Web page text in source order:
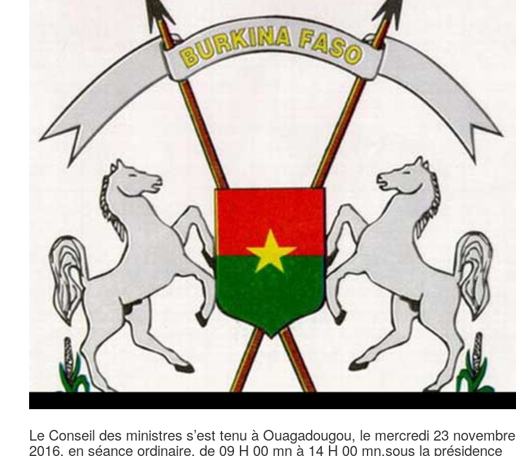
Le Conseil des ministres s’est tenu à Ouagadougou, le mercredi 23 novembre
2016, en séance ordinaire, de 09 H 00 mn à 14 H 00 mn,sous la présidence